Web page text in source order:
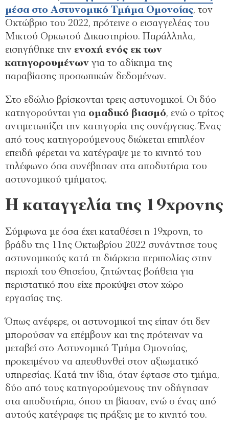
μέσα στο Αστυνομικό Τμήμα Ομονοίας, τον
Οκτώβριο του 2022, πρότεινε ο εισαγγελέας του
Μικτού Ορκωτού Δικαστηρίου. Παράλληλα,
εισηγήθηκε την ενοχή ενός εκ των
κατηγορουμένων για το αδίκημα της
παραβίασης προσωπικών δεδομένων.
Στο εδώλιο βρίσκονται τρεις αστυνομικοί. Οι δύο
κατηγορούνται για ομαδικό βιασμό, ενώ ο τρίτος
αντιμετωπίζει την κατηγορία της συνέργειας. Ένας
από τους κατηγορούμενους διώκεται επιπλέον
επειδή φέρεται να κατέγραψε με το κινητό του
τηλέφωνο όσα συνέβησαν στα αποδυτήρια του
αστυνομικού τμήματος.
Η καταγγελία της 19χρονης
Σύμφωνα με όσα έχει καταθέσει η 19χρονη, το
βράδυ της 11ης Οκτωβρίου 2022 συνάντησε τους
αστυνομικούς κατά τη διάρκεια περιπολίας στην
περιοχή του Θησείου, ζητώντας βοήθεια για
περιστατικό που είχε προκύψει στον χώρο
εργασίας της.
Όπως ανέφερε, οι αστυνομικοί της είπαν ότι δεν
μπορούσαν να επέμβουν και της πρότειναν να
μεταβεί στο Αστυνομικό Τμήμα Ομονοίας,
προκειμένου να απευθυνθεί στον αξιωματικό
υπηρεσίας. Κατά την ίδια, όταν έφτασε στο τμήμα,
δύο από τους κατηγορούμενους την οδήγησαν
στα αποδυτήρια, όπου τη βίασαν, ενώ ο ένας από
αυτούς κατέγραφε τις πράξεις με το κινητό του.